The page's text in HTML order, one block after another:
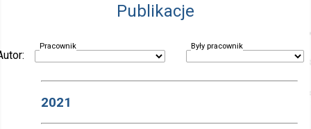
Publikacje
Pracownik Były pracownik
2021